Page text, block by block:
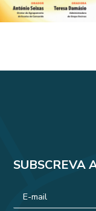
SUBSCREVA